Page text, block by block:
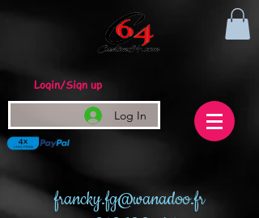
Login/Sign up
Log In
francky.fg@wanadoo.fr